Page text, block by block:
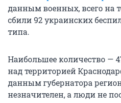
данным военных, всего на
сбили 92 украинских
типа.
Наибольшее количество —
над территорией
данным губернатора
незначителен, а люди не